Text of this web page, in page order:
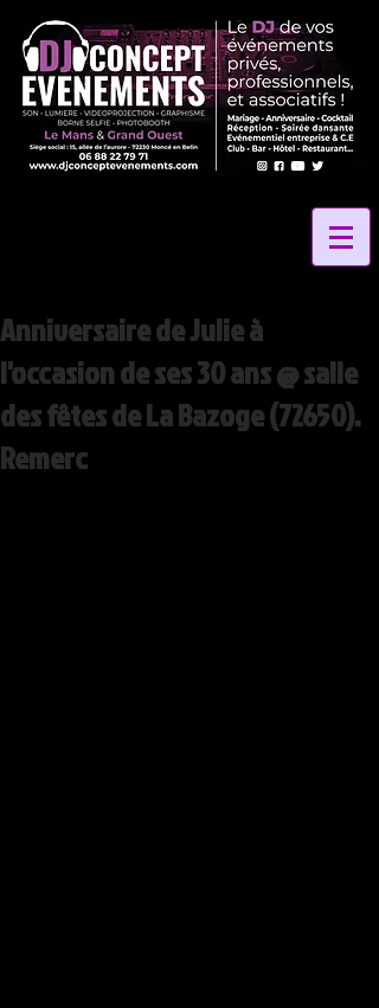
Anniversaire de Julie à
l'occasion de ses 30 ans @ salle
des fêtes de La Bazoge (72650).
Remerc